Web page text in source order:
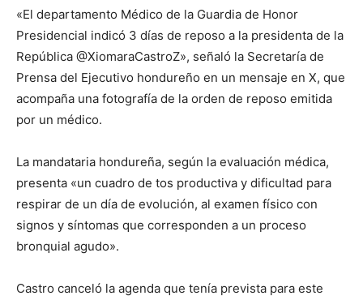
«El departamento Médico de la Guardia de Honor
Presidencial indicó 3 días de reposo a la presidenta de la
República @XiomaraCastroZ», señaló la Secretaría de
Prensa del Ejecutivo hondureño en un mensaje en X, que
acompaña una fotografía de la orden de reposo emitida
por un médico.
La mandataria hondureña, según la evaluación médica,
presenta «un cuadro de tos productiva y dificultad para
respirar de un día de evolución, al examen físico con
signos y síntomas que corresponden a un proceso
bronquial agudo».
Castro canceló la agenda que tenía prevista para este